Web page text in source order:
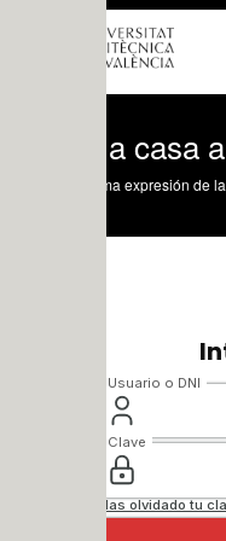
casa a cuestas